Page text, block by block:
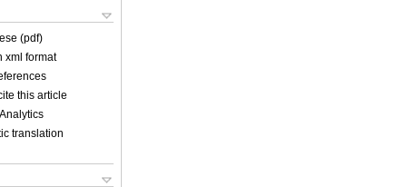
(pdf)
xml format
this article
translation